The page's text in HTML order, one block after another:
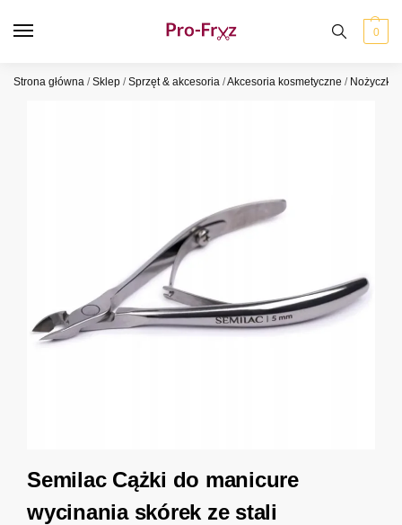
0
Strona główna /Sklep /Sprzęt & akcesoria /Akcesoria kosmetyczne / Nożyczki
Semilac Cążki do manicure
wycinania skórek ze stali